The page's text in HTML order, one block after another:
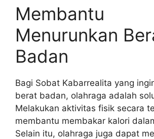
Membantu
Menurunkan
Badan
Bagi Sobat Kabarrealita yang
berat badan, olahraga adalah
Melakukan aktivitas fisik secara
membantu membakar kalori
Selain itu, olahraga juga dapat